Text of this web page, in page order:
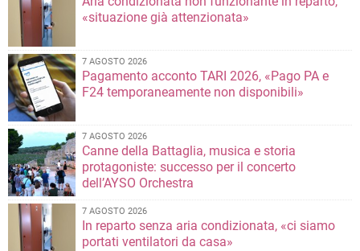
«situazione già attenzionata»
7 AGOSTO 2026
Pagamento acconto TARI 2026, «Pago PA e
F24 temporaneamente non disponibili»
7 AGOSTO 2026
Canne della Battaglia, musica e storia
protagoniste: successo per il concerto
dell’AYSO Orchestra
7 AGOSTO 2026
In reparto senza aria condizionata, «ci siamo
portati ventilatori da casa»